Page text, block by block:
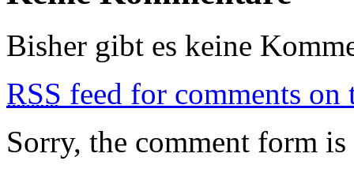
Bisher gibt es keine
RSS feed for comments on
Sorry, the comment form